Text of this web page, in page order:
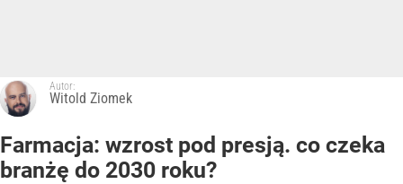
Autor:
Witold Ziomek
Farmacja: wzrost pod presją. co czeka
branżę do 2030 roku?